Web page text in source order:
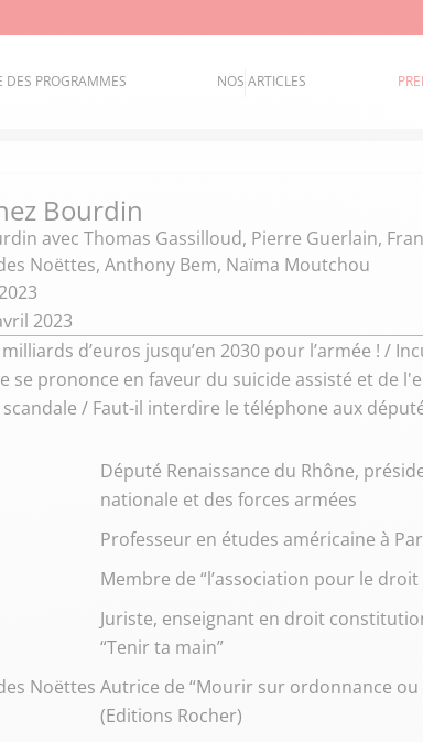
DES PROGRAMMES NOS ARTICLES
Bourdin
avec Thomas Gassilloud, Pierre Guerlain,
Noëttes, Anthony Bem, Naïma Moutchou
2023
d’euros jusqu’en 2030 pour l’armée ! /
se prononce en faveur du suicide assisté et de
/ Faut-il interdire le téléphone aux
Député Renaissance du Rhône,
nationale et des forces armées
Professeur en études américaine à
Membre de “l’association pour le
Juriste, enseignant en droit
“Tenir ta main”
Noëttes Autrice de “Mourir sur ordonnance ou
(Editions Rocher)